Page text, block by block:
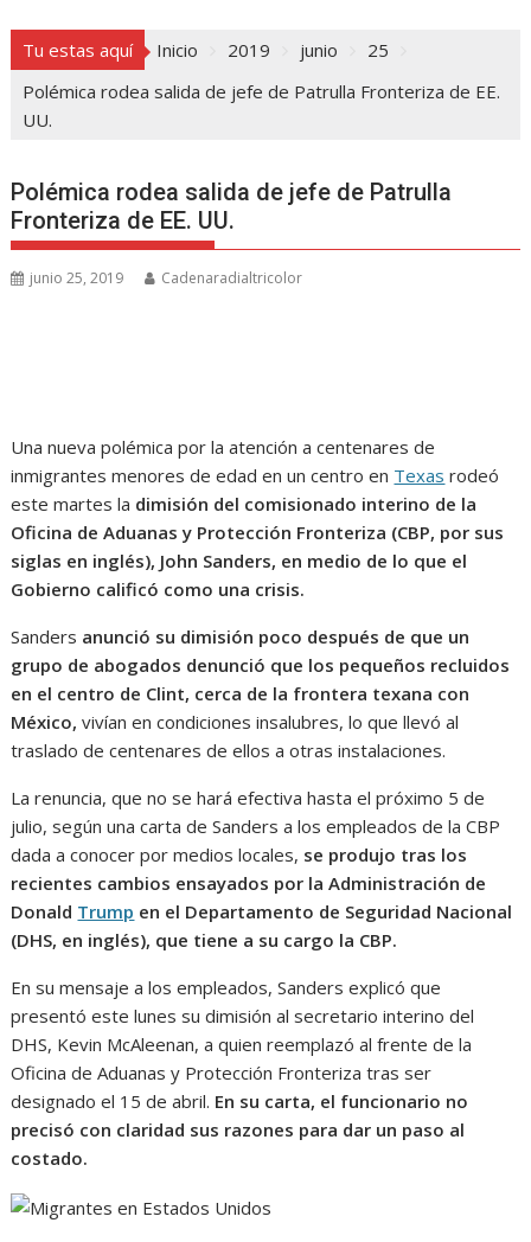
Tu estas aquí Inicio 2019 junio
25
Polémica rodea salida de jefe de Patrulla Fronteriza de EE.
UU.
Polémica rodea salida de jefe de Patrulla
Fronteriza de EE. UU.
junio 25, 2019 Cadenaradialtricolor
Una nueva polémica por la atención a centenares de
inmigrantes menores de edad en un centro en Texas rodeó
este martes la dimisión del comisionado interino de la
Oficina de Aduanas y Protección Fronteriza (CBP, por sus
siglas en inglés), John Sanders, en medio de lo que el
Gobierno calificó como una crisis.
Sanders anunció su dimisión poco después de que un
grupo de abogados denunció que los pequeños recluidos
en el centro de Clint, cerca de la frontera texana con
México, vivían en condiciones insalubres, lo que llevó al
traslado de centenares de ellos a otras instalaciones.
La renuncia, que no se hará efectiva hasta el próximo 5 de
julio, según una carta de Sanders a los empleados de la CBP
dada a conocer por medios locales, se produjo tras los
recientes cambios ensayados por la Administración de
Donald Trump en el Departamento de Seguridad Nacional
(DHS, en inglés), que tiene a su cargo la CBP.
En su mensaje a los empleados, Sanders explicó que
presentó este lunes su dimisión al secretario interino del
DHS, Kevin McAleenan, a quien reemplazó al frente de la
Oficina de Aduanas y Protección Fronteriza tras ser
designado el 15 de abril. En su carta, el funcionario no
precisó con claridad sus razones para dar un paso al
costado.